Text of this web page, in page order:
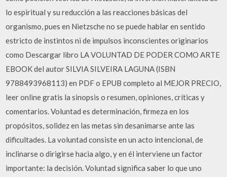
lo espiritual y su reducción a las reacciones básicas del
organismo, pues en Nietzsche no se puede hablar en sentido
estricto de instintos ni de impulsos inconscientes originarios
como Descargar libro LA VOLUNTAD DE PODER COMO ARTE
EBOOK del autor SILVIA SILVEIRA LAGUNA (ISBN
9788493968113) en PDF o EPUB completo al MEJOR PRECIO,
leer online gratis la sinopsis o resumen, opiniones, críticas y
comentarios. Voluntad es determinación, firmeza en los
propósitos, solidez en las metas sin desanimarse ante las
dificultades. La voluntad consiste en un acto intencional, de
inclinarse o dirigirse hacia algo, y en él interviene un factor
importante: la decisión. Voluntad significa saber lo que uno